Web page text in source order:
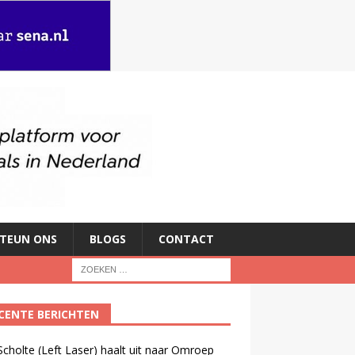
ONS BLOGS CONTACT
BERICHTEN
(Left Laser) haalt uit naar Omroep